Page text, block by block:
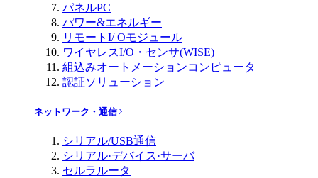
パネルPC
パワー&エネルギー
リモートI/ Oモジュール
ワイヤレスI/O・センサ(WISE)
組込みオートメーションコンピュータ
認証ソリューション
ネットワーク・通信
シリアル/USB通信
シリアル·デバイス·サーバ
セルラルータ